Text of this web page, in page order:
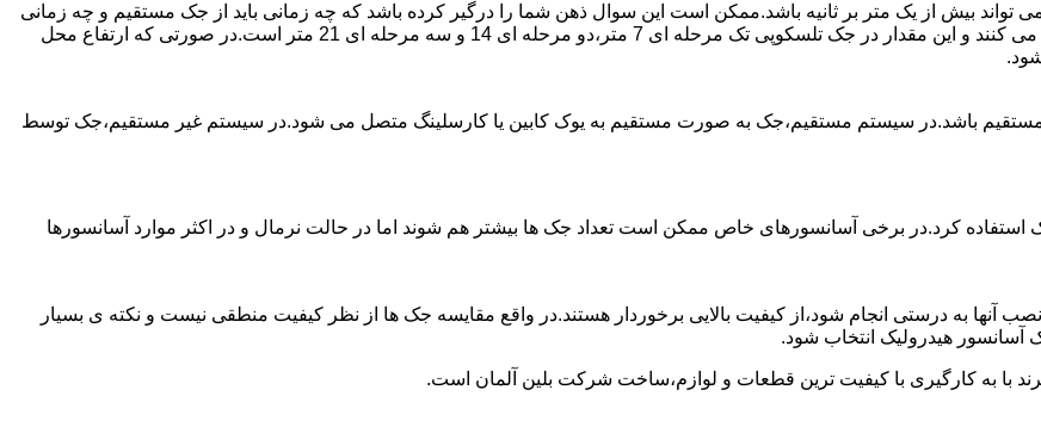
بیش از یک متر بر ثانیه باشد.ممکن است این سوال ذهن شما را درگیر کرده باشد که چه زمانی باید از جک مستقیم و چه زمانی
از جک غیرمستقیم استفاده کنیم؟ جک های مستقیم تا 21 متر را ساپورت می کنند و این مقدار در جک تلسکوپی تک مرحله ای 7 متر،دو مرحله ای 14 و سه مرحله ای 21 متر است.در صورتی که ارتفاع محل
باشد.در سیستم مستقیم،جک به صورت مستقیم به یوک کابین یا کارسلینگ متصل می شود.در سیستم غیر مستقیم،جک توسط
استفاده کرد.در برخی آسانسورهای خاص ممکن است تعداد جک ها بیشتر هم شوند اما در حالت نرمال و در اکثر موارد آسانسورها
آنها به درستی انجام شود،از کیفیت بالایی برخوردار هستند.در واقع مقایسه جک ها از نظر کیفیت منطقی نیست و نکته ی بسیار
هیدرولیک انتخاب شود.
با به کارگیری با کیفیت ترین قطعات و لوازم،ساخت شرکت بلین آلمان است.